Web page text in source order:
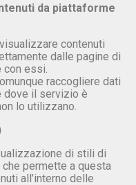
da piattaforme
contenuti
dalle pagine di
con essi.
raccogliere dati
dove il servizio è
lo utilizzano.
di stili di
permette a questa
all’interno delle